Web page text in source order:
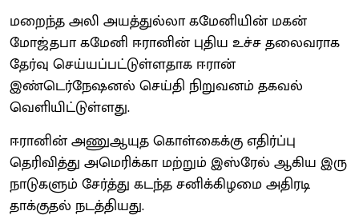
மறைந்த அலி அயத்துல்லா கமேனியின் மகன்
மோஜ்தபா கமேனி ஈரானின் புதிய உச்ச தலைவராக
தேர்வு செய்யப்பட்டுள்ளதாக ஈரான்
இண்டெர்நேஷனல் செய்தி நிறுவனம் தகவல்
வெளியிட்டுள்ளது.
ஈரானின் அணுஆயுத கொள்கைக்கு எதிர்ப்பு
தெரிவித்து அமெரிக்கா மற்றும் இஸ்ரேல் ஆகிய இரு
நாடுகளும் சேர்த்து கடந்த சனிக்கிழமை அதிரடி
தாக்குதல் நடத்தியது.